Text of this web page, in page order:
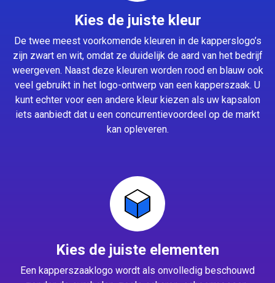
Kies de juiste kleur
De twee meest voorkomende kleuren in de kapperslogo’s
zijn zwart en wit, omdat ze duidelijk de aard van het bedrijf
weergeven. Naast deze kleuren worden rood en blauw ook
veel gebruikt in het logo-ontwerp van een kapperszaak. U
kunt echter voor een andere kleur kiezen als uw kapsalon
iets aanbiedt dat u een concurrentievoordeel op de markt
kan opleveren.
Kies de juiste elementen
Een kapperszaaklogo wordt als onvolledig beschouwd